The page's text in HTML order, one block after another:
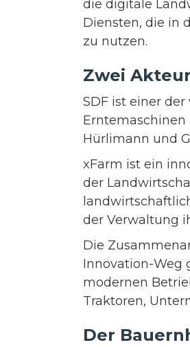
die digitale
Diensten, die in
zu nutzen.
Zwei
SDF ist einer
Erntemaschinen
Hürlimann und
xFarm ist ein
der
der Verwaltung
Die
Innovation-Weg
modernen
Traktoren,
Der